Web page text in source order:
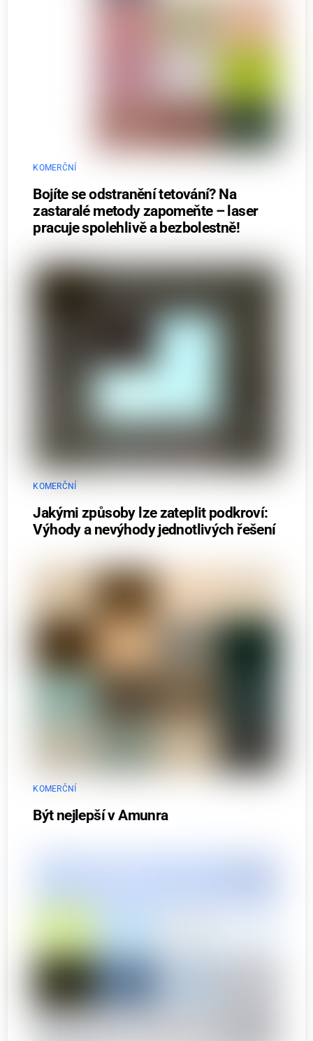
KOMERČNÍ
Bojíte se odstranění tetování? Na
zastaralé metody zapomeňte – laser
pracuje spolehlivě a bezbolestně!
KOMERČNÍ
Jakými způsoby lze zateplit podkroví:
Výhody a nevýhody jednotlivých řešení
KOMERČNÍ
Být nejlepší v Amunra